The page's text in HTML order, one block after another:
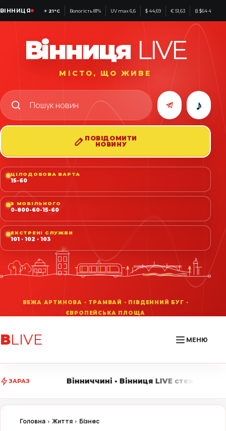
ВІННИЦЯ ☀ 21°C Вологість 81% UV max 6,6 $ 44,69 € 51,63 ₿ $64 441
Вінниця LIVE
МІСТО, ЩО ЖИВЕ
♪
ПОВІДОМИТИ
НОВИНУ
ЦІЛОДОБОВА ВАРТА
15-60
З МОБІЛЬНОГО
0-800-60-15-60
ЕКСТРЕНІ СЛУЖБИ
101 · 102 · 103
ВLIVE МЕНЮ
ЗАРАЗ• Вінниця LIVE стежить за головними подіями
Головна Життя Бізнес